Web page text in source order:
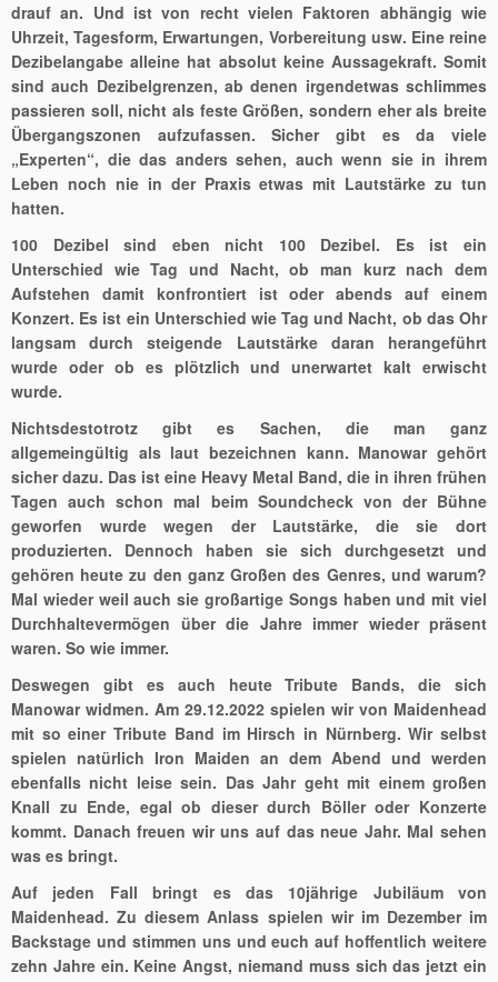
drauf an. Und ist von recht vielen Faktoren abhängig wie
Uhrzeit, Tagesform, Erwartungen, Vorbereitung usw. Eine reine
Dezibelangabe alleine hat absolut keine Aussagekraft. Somit
sind auch Dezibelgrenzen, ab denen irgendetwas schlimmes
passieren soll, nicht als feste Größen, sondern eher als breite
Übergangszonen aufzufassen. Sicher gibt es da viele
„Experten“, die das anders sehen, auch wenn sie in ihrem
Leben noch nie in der Praxis etwas mit Lautstärke zu tun
hatten.
100 Dezibel sind eben nicht 100 Dezibel. Es ist ein
Unterschied wie Tag und Nacht, ob man kurz nach dem
Aufstehen damit konfrontiert ist oder abends auf einem
Konzert. Es ist ein Unterschied wie Tag und Nacht, ob das Ohr
langsam durch steigende Lautstärke daran herangeführt
wurde oder ob es plötzlich und unerwartet kalt erwischt
wurde.
Nichtsdestotrotz gibt es Sachen, die man ganz
allgemeingültig als laut bezeichnen kann. Manowar gehört
sicher dazu. Das ist eine Heavy Metal Band, die in ihren frühen
Tagen auch schon mal beim Soundcheck von der Bühne
geworfen wurde wegen der Lautstärke, die sie dort
produzierten. Dennoch haben sie sich durchgesetzt und
gehören heute zu den ganz Großen des Genres, und warum?
Mal wieder weil auch sie großartige Songs haben und mit viel
Durchhaltevermögen über die Jahre immer wieder präsent
waren. So wie immer.
Deswegen gibt es auch heute Tribute Bands, die sich
Manowar widmen. Am 29.12.2022 spielen wir von Maidenhead
mit so einer Tribute Band im Hirsch in Nürnberg. Wir selbst
spielen natürlich Iron Maiden an dem Abend und werden
ebenfalls nicht leise sein. Das Jahr geht mit einem großen
Knall zu Ende, egal ob dieser durch Böller oder Konzerte
kommt. Danach freuen wir uns auf das neue Jahr. Mal sehen
was es bringt.
Auf jeden Fall bringt es das 10jährige Jubiläum von
Maidenhead. Zu diesem Anlass spielen wir im Dezember im
Backstage und stimmen uns und euch auf hoffentlich weitere
zehn Jahre ein. Keine Angst, niemand muss sich das jetzt ein